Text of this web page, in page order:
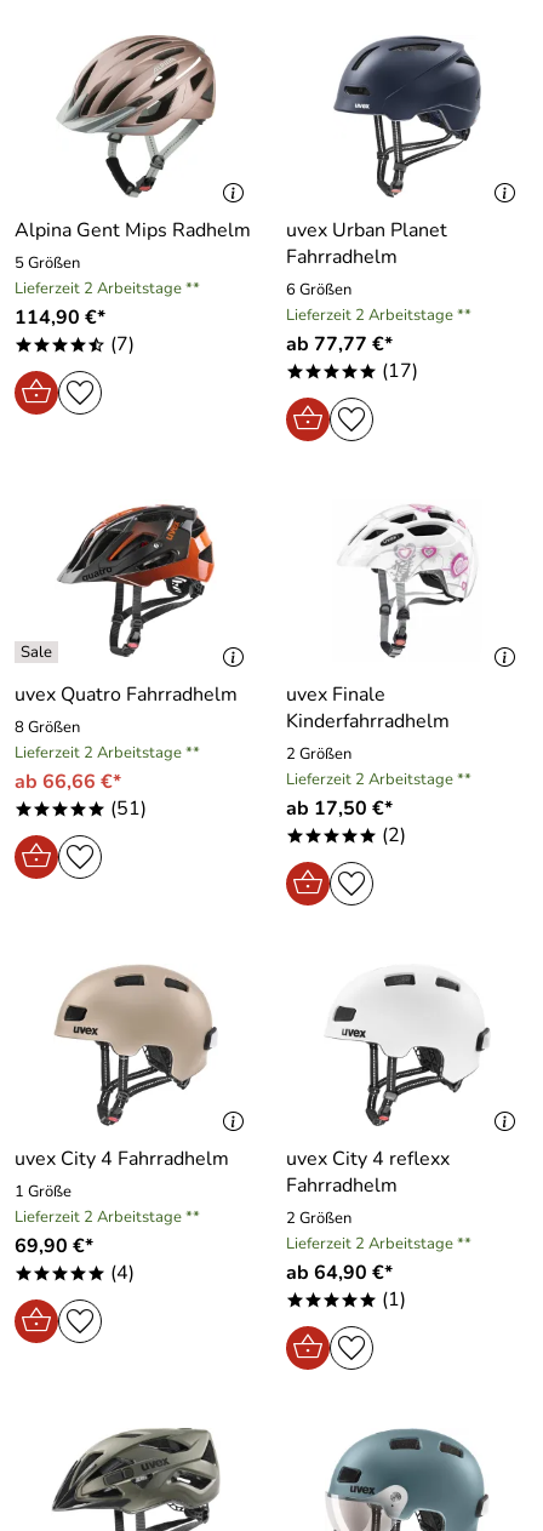
Alpina Gent Mips Radhelm
5 Größen
Lieferzeit 2 Arbeitstage **
114,90 €*
****/ (7)
uvex Urban Planet
Fahrradhelm
6 Größen
Lieferzeit 2 Arbeitstage **
ab 77,77 €*
***** (17)
uvex Quatro Fahrradhelm
8 Größen
Lieferzeit 2 Arbeitstage **
ab 66,66 €*
***** (51)
uvex Finale
Kinderfahrradhelm
2 Größen
Lieferzeit 2 Arbeitstage **
ab 17,50 €*
***** (2)
uvex City 4 Fahrradhelm
1 Größe
Lieferzeit 2 Arbeitstage **
69,90 €*
***** (4)
uvex City 4 reflexx
Fahrradhelm
2 Größen
Lieferzeit 2 Arbeitstage **
ab 64,90 €*
***** (1)